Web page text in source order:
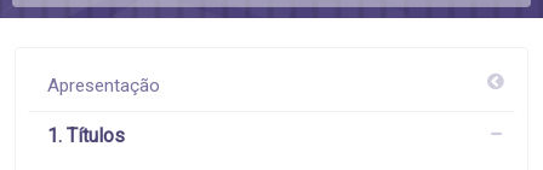
Apresentação
1. Títulos